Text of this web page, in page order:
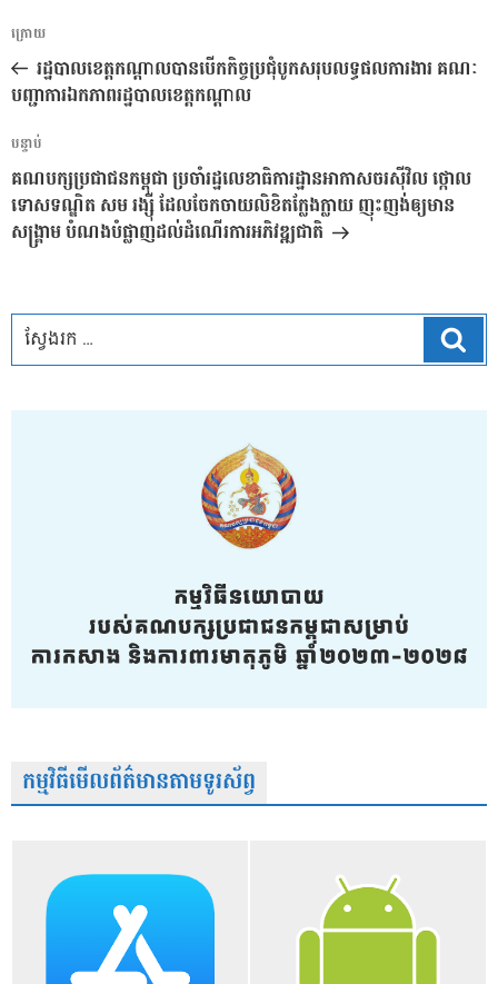
ការ​
នាំទិស​
ប្រកាស
អត្ថបទ
មុន
ក្រោយ
រដ្ឋបាលខេត្តកណ្ដាលបានបើកកិច្ចប្រជុំបូកសរុបលទ្ធផលការងារ គណៈ
បញ្ជាការឯកភាពរដ្ឋបាលខេត្តកណ្ដាល
អត្ថបទ
បន្ទាប់
បន្ទាប់
គណបក្សប្រជាជនកម្ពុជា ប្រចាំរដ្ឋលេខាធិការដ្ឋានអាកាសចរស៊ីវិល ថ្កោល
ទោសទណ្ឌិត សម រង្ស៉ី ដែលចែកចាយលិខិតក្លែងក្លាយ ញុះញង់ឲ្យមាន
សង្រ្គាម បំណងបំផ្លាញដល់ដំណើរការអភិវឌ្ឍជាតិ
កម្មវិធីមើលព័ត៌មានតាមទូរស័ព្វ